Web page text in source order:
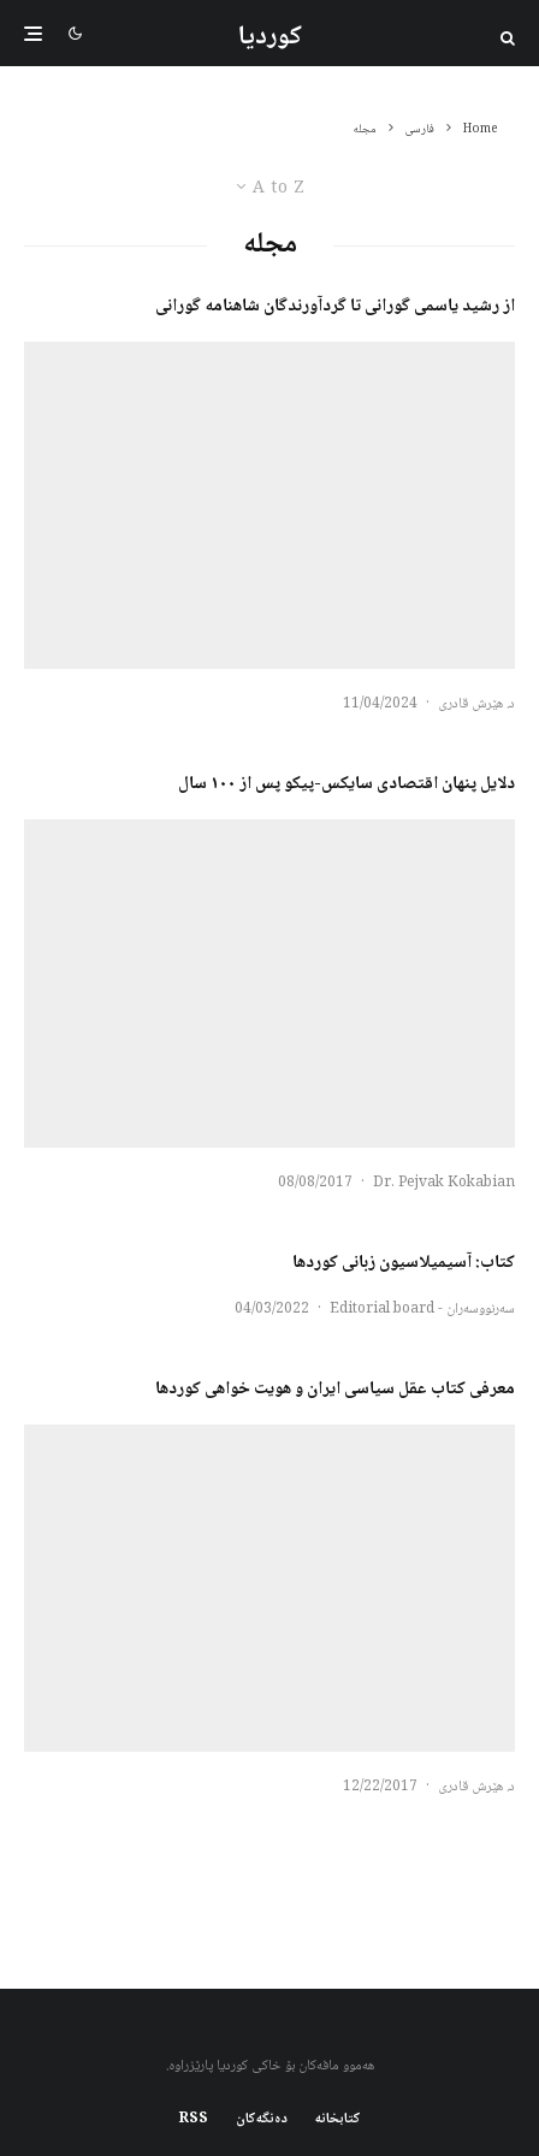
کوردیا
Home فارسی مجله
A to Z
مجله
از رشید یاسمی گورانی تا گردآورندگان شاهنامه گورانی
د. هێرش قادری ·
11/04/2024
دلایل پنهان اقتصادی سایکس-پیکو پس از ١٠٠ سال
Dr. Pejvak Kokabian
·
08/08/2017
کتاب: آسیمیلاسیون زبانی کوردها
سەرنووسەران - Editorial board ·
04/03/2022
معرفی کتاب عقل سیاسی ایران و هویت خواهی کوردها
د. هێرش قادری ·
12/22/2017
هەموو مافەکان بۆ خاکی کوردیا پارێزراوە.
کتابخانه دەنگەکان RSS